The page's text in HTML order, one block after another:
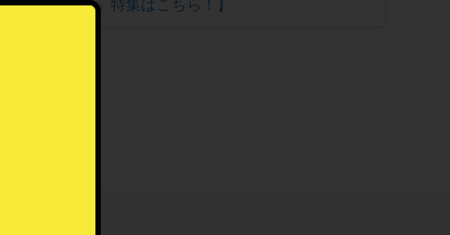
⇒【「TENGA」特集はこちら！】